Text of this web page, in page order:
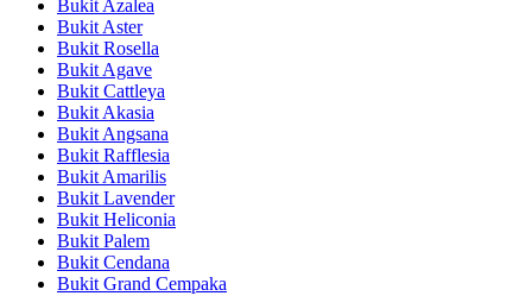
Bukit Azalea
Bukit Aster
Bukit Rosella
Bukit Agave
Bukit Cattleya
Bukit Akasia
Bukit Angsana
Bukit Rafflesia
Bukit Amarilis
Bukit Lavender
Bukit Heliconia
Bukit Palem
Bukit Cendana
Bukit Grand Cempaka